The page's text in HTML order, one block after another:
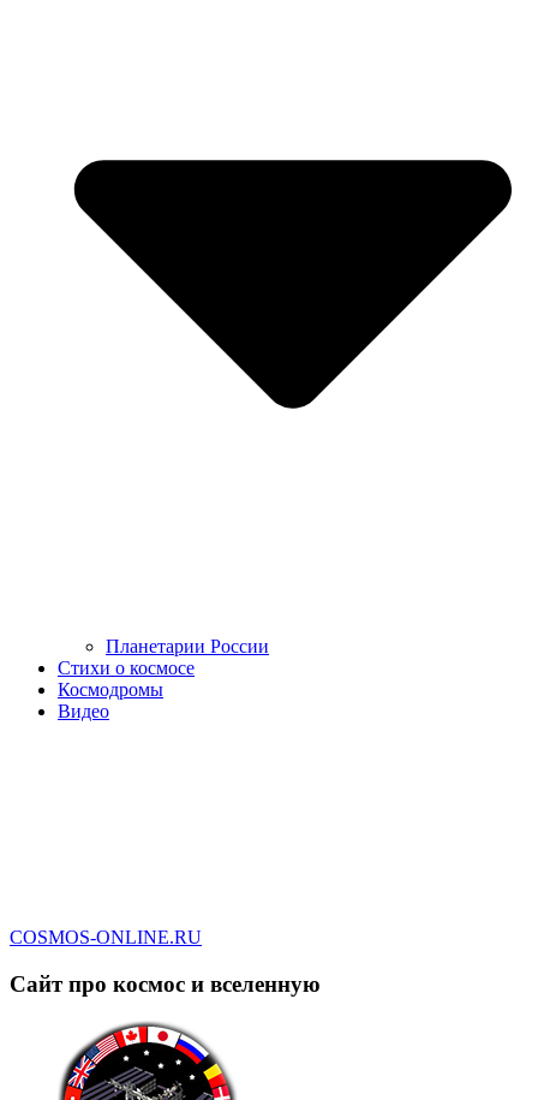
Планетарии России
Стихи о космосе
Космодромы
Видео
COSMOS-ONLINE.RU
Сайт про космос и вселенную